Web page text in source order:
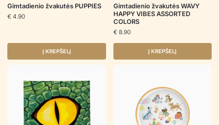
Gimtadienio žvakutės PUPPIES
€ 4.90
Į KREPŠELĮ
Gimtadienio žvakutės WAVY
HAPPY VIBES ASSORTED
COLORS
€ 8.90
Į KREPŠELĮ